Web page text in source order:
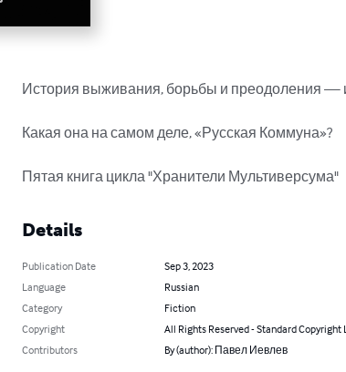
История выживания, борьбы и преодоления —
Какая она на самом деле, «Русская Коммуна»?
Пятая книга цикла "Хранители Мультиверсума"
Details
Publication Date
Sep 3, 2023
Language
Russian
Category
Fiction
Copyright
All Rights Reserved - Standard Copyright
Contributors
By (author): Павел Иевлев